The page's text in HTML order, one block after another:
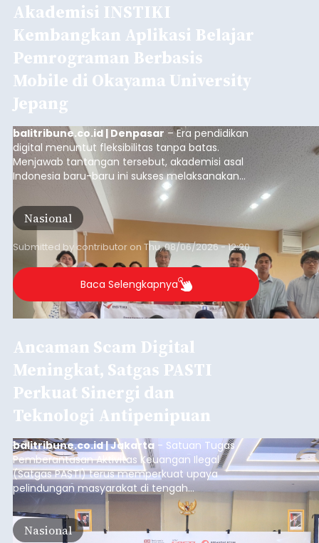
Akademisi INSTIKI
Kembangkan Aplikasi Belajar
Pemrograman Berbasis
Mobile di Okayama University
Jepang
balitribune.co.id | Denpasar – Era pendidikan
digital menuntut fleksibilitas tanpa batas.
Menjawab tantangan tersebut, akademisi asal
Indonesia baru-baru ini sukses melaksanakan
program Pengabdian Kepada Masyarakat (PKM)
skala internasional di Distributed Systems
Laboratory, Okayama University, Jepang.
Nasional
Submitted by contributor on Thu, 08/06/2026 - 12:20
Baca Selengkapnya
Ancaman Scam Digital
Meningkat, Satgas PASTI
Perkuat Sinergi dan
Teknologi Antipenipuan
balitribune.co.id | Jakarta - Satuan Tugas
Pemberantasan Aktivitas Keuangan Ilegal
(Satgas PASTI) terus memperkuat upaya
pelindungan masyarakat di tengah
meningkatnya ancaman penipuan digital yang
semakin kompleks.
Nasional